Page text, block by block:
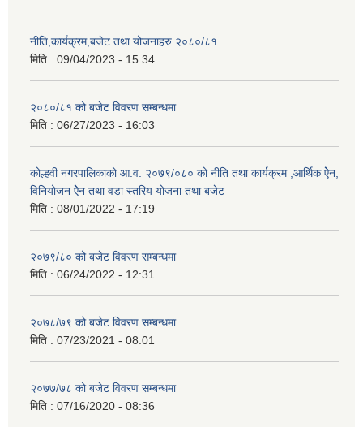
नीति,कार्यक्रम,बजेट तथा योजनाहरु २०८०/८१
मिति : 09/04/2023 - 15:34
२०८०/८१ को बजेट विवरण सम्बन्धमा
मिति : 06/27/2023 - 16:03
कोल्हवी नगरपालिकाको आ.व. २०७९/०८० को नीति तथा कार्यक्रम ,आर्थिक ऐेन,
विनियोजन ऐेन तथा वडा स्तरिय योजना तथा बजेट
मिति : 08/01/2022 - 17:19
२०७९/८० को बजेट विवरण सम्बन्धमा
मिति : 06/24/2022 - 12:31
२०७८/७९ को बजेट विवरण सम्बन्धमा
मिति : 07/23/2021 - 08:01
२०७७/७८ को बजेट विवरण सम्बन्धमा
मिति : 07/16/2020 - 08:36